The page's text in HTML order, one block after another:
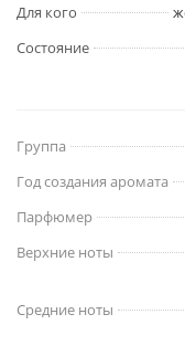
Для кого
Состояние
Группа
Год создания аромата
Парфюмер
Верхние ноты
Средние ноты